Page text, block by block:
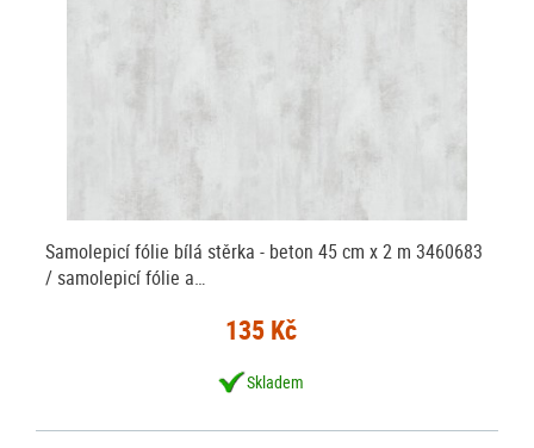
Samolepicí fólie bílá stěrka - beton 45 cm x 2 m 3460683
/ samolepicí fólie a…
135 Kč
Skladem